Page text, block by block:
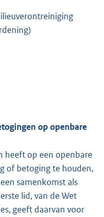
op openbare
heeft op een openbare
of betoging te houden,
samenkomst als
lid, van de Wet
geeft daarvan voor